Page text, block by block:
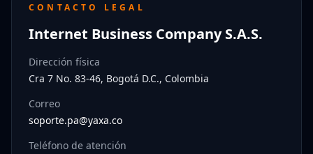
CONTACTO LEGAL
Internet Business Company S.A.S.
Dirección física
Cra 7 No. 83-46, Bogotá D.C., Colombia
Correo
soporte.pa@yaxa.co
Teléfono de atención